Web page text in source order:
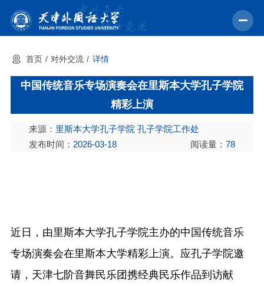
首页
学校概况
机构设置
招生就业
校园文化
首页 对外交流 详情
中国传统音乐专场演奏会在里斯本大学孔子学院
精彩上演
来源： 里斯本大学孔子学院 孔子学院工作处
发布时间： 2026-03-18 阅读量： 78
近日，由里斯本大学孔子学院主办的中国传统音乐
专场演奏会在里斯本大学精彩上演。应孔子学院邀
请，天津七阶音舞民乐团携经典民乐作品到访献